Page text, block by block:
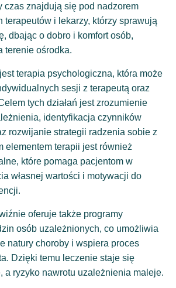
czas znajdują się pod nadzorem
terapeutów i lekarzy, którzy sprawują
dbając o dobro i komfort osób,
terenie ośrodka.
terapia psychologiczna, która może
sesji z terapeutą oraz
tych działań jest zrozumienie
identyfikacja czynników
rozwijanie strategii radzenia sobie z
elementem terapii jest również
które pomaga pacjentom w
własnej wartości i motywacji do
oferuje także programy
osób uzależnionych, co umożliwia
natury choroby i wspiera proces
Dzięki temu leczenie staje się
a ryzyko nawrotu uzależnienia maleje.